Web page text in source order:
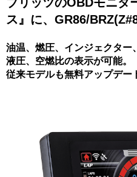
ス』に、GR86/
油温、燃圧、インジェクター
液圧、空燃比の表示が可能。
従来モデルも無料アップデー